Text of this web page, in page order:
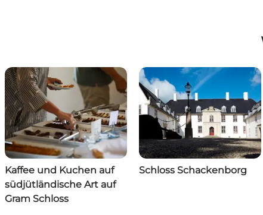
Kaffee und Kuchen auf
südjütländische Art auf
Gram Schloss
Schloss Schackenborg